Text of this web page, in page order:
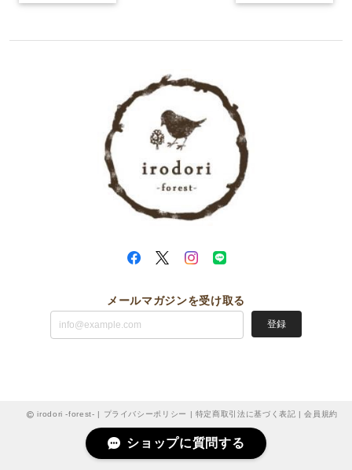
メールマガジンを受け取る
登録
irodori -forest- | プライバシーポリシー 特定商取引法に基づく表記 |会員規約
ショップに質問する